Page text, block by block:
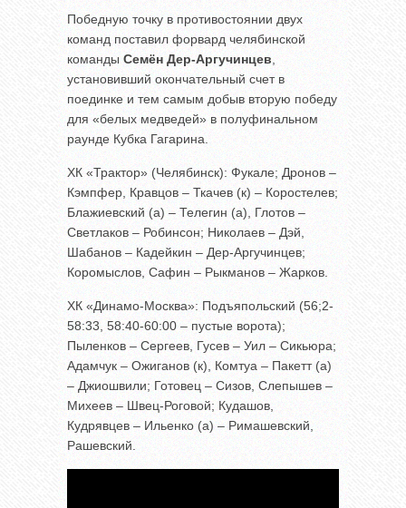
Победную точку в противостоянии двух
команд поставил форвард челябинской
команды Семён Дер-Аргучинцев,
установивший окончательный счет в
поединке и тем самым добыв вторую победу
для «белых медведей» в полуфинальном
раунде Кубка Гагарина.
ХК «Трактор» (Челябинск): Фукале; Дронов –
Кэмпфер, Кравцов – Ткачев (к) – Коростелев;
Блажиевский (а) – Телегин (а), Глотов –
Светлаков – Робинсон; Николаев – Дэй,
Шабанов – Кадейкин – Дер-Аргучинцев;
Коромыслов, Сафин – Рыкманов – Жарков.
ХК «Динамо-Москва»: Подъяпольский (56;2-
58:33, 58:40-60:00 – пустые ворота);
Пыленков – Сергеев, Гусев – Уил – Сикьюра;
Адамчук – Ожиганов (к), Комтуа – Пакетт (а)
– Джиошвили; Готовец – Сизов, Слепышев –
Михеев – Швец-Роговой; Кудашов,
Кудрявцев – Ильенко (а) – Римашевский,
Рашевский.